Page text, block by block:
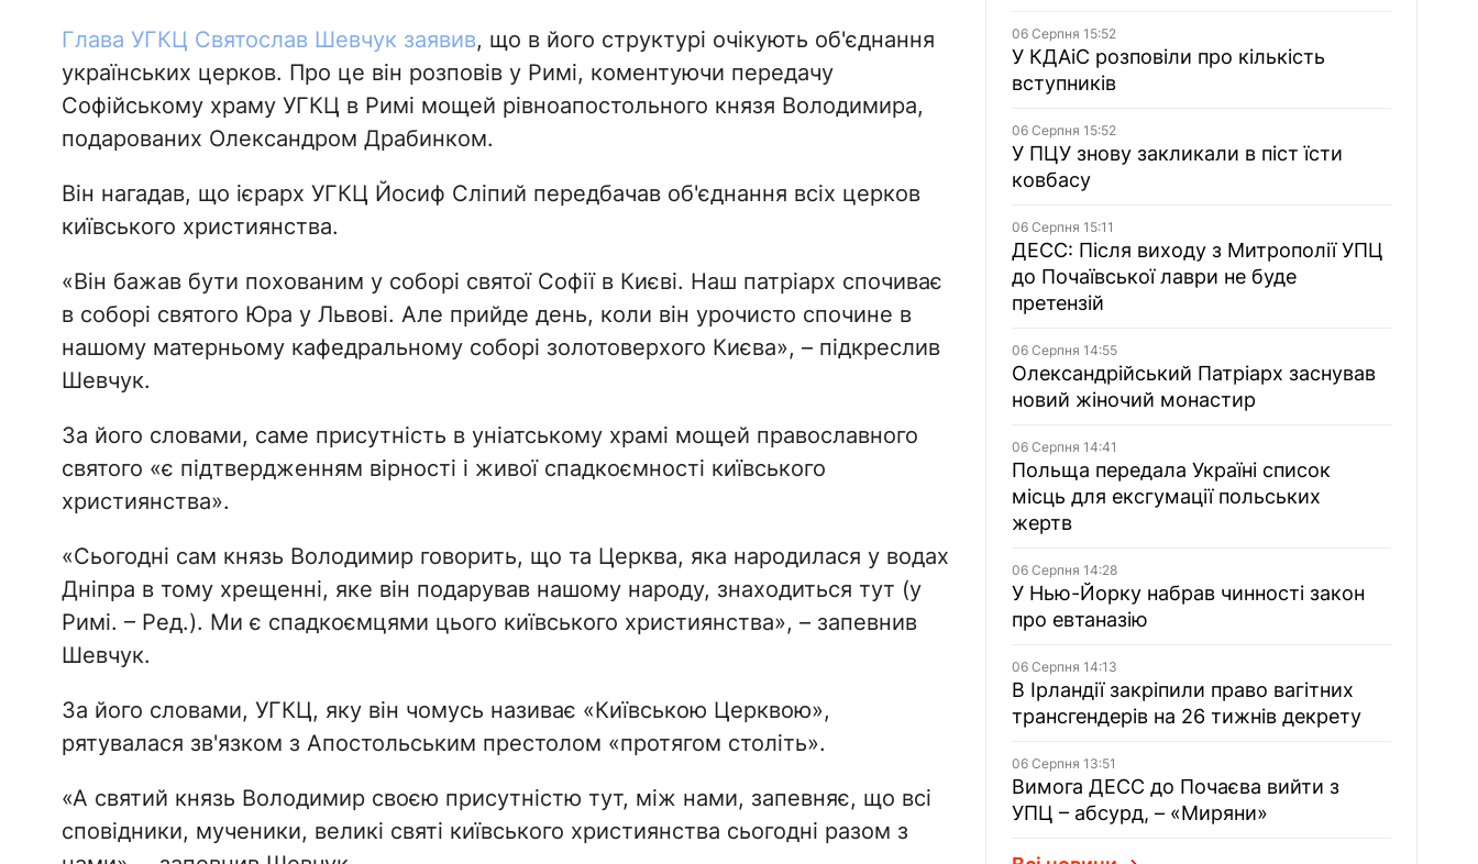
Глава УГКЦ Святослав Шевчук заявив, що в його структурі очікують об'єднання
українських церков. Про це він розповів у Римі, коментуючи передачу
Софійському храму УГКЦ в Римі мощей рівноапостольного князя Володимира,
подарованих Олександром Драбинком.
Він нагадав, що ієрарх УГКЦ Йосиф Сліпий передбачав об'єднання всіх церков
київського християнства.
«Він бажав бути похованим у соборі святої Софії в Києві. Наш патріарх спочиває
в соборі святого Юра у Львові. Але прийде день, коли він урочисто спочине в
нашому матерньому кафедральному соборі золотоверхого Києва», – підкреслив
Шевчук.
За його словами, саме присутність в уніатському храмі мощей православного
святого «є підтвердженням вірності і живої спадкоємності київського
християнства».
«Сьогодні сам князь Володимир говорить, що та Церква, яка народилася у водах
Дніпра в тому хрещенні, яке він подарував нашому народу, знаходиться тут (у
Римі. – Ред.). Ми є спадкоємцями цього київського християнства», – запевнив
Шевчук.
За його словами, УГКЦ, яку він чомусь називає «Київською Церквою»,
рятувалася зв'язком з Апостольським престолом «протягом століть».
«А святий князь Володимир своєю присутністю тут, між нами, запевняє, що всі
сповідники, мученики, великі святі київського християнства сьогодні разом з
06 Серпня 15:52
У КДАіС розповіли про кількість
вступників
06 Серпня 15:52
У ПЦУ знову закликали в піст їсти
ковбасу
06 Серпня 15:11
ДЕСС: Після виходу з Митрополії УПЦ
до Почаївської лаври не буде
претензій
06 Серпня 14:55
Олександрійський Патріарх заснував
новий жіночий монастир
06 Серпня 14:41
Польща передала Україні список
місць для ексгумації польських
жертв
06 Серпня 14:28
У Нью-Йорку набрав чинності закон
про евтаназію
06 Серпня 14:13
В Ірландії закріпили право вагітних
трансгендерів на 26 тижнів декрету
06 Серпня 13:51
Вимога ДЕСС до Почаєва вийти з
УПЦ – абсурд, – «Миряни»